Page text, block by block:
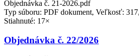
Objednávka č. 21-2026.pdf
Typ súboru: PDF dokument, Veľkosť:
Stiahnuté: 17×
Objednávka č. 22/2026